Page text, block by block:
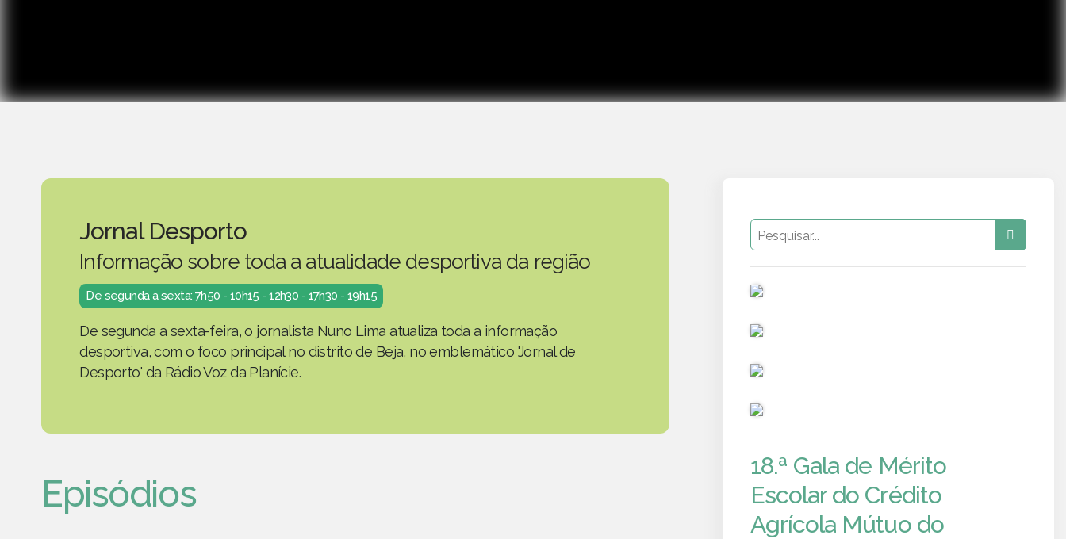
Jornal Desporto
Informação sobre toda a atualidade desportiva da região
De segunda a sexta: 7h50 - 10h15 - 12h30 - 17h30 - 19h15
De segunda a sexta-feira, o jornalista Nuno Lima atualiza toda a informação
desportiva, com o foco principal no distrito de Beja, no emblemático 'Jornal de
Desporto' da Rádio Voz da Planície.
Episódios
18.ª Gala de Mérito
Escolar do Crédito
Agrícola Mútuo do